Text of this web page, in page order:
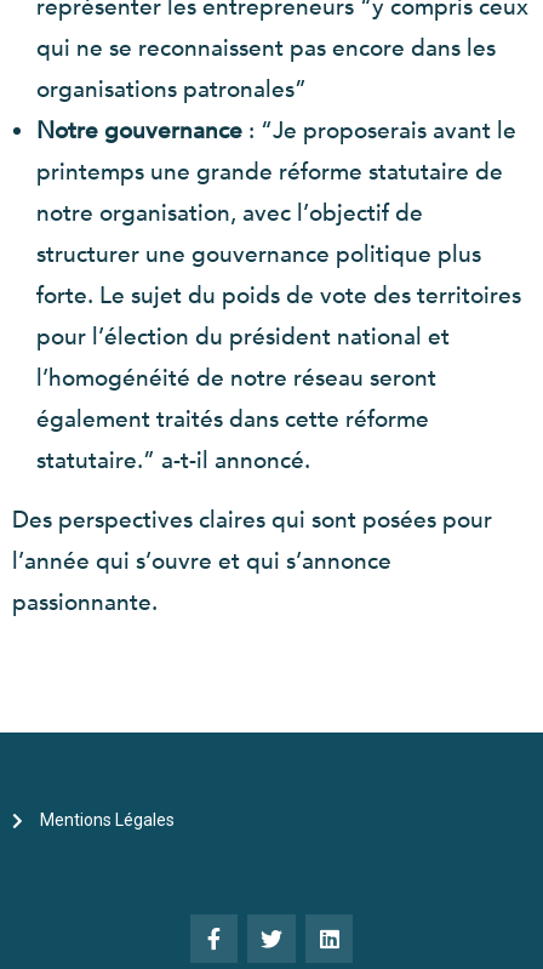
représenter les entrepreneurs “y compris ceux
qui ne se reconnaissent pas encore dans les
organisations patronales”
Notre gouvernance : “Je proposerais avant le
printemps une grande réforme statutaire de
notre organisation, avec l’objectif de
structurer une gouvernance politique plus
forte. Le sujet du poids de vote des territoires
pour l’élection du président national et
l’homogénéité de notre réseau seront
également traités dans cette réforme
statutaire.” a-t-il annoncé.
Des perspectives claires qui sont posées pour
l’année qui s’ouvre et qui s’annonce
passionnante.
Mentions Légales